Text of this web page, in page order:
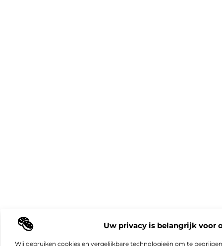
Uw privacy is belangrijk voor
Wij gebruiken cookies en vergelijkbare technologieën om te